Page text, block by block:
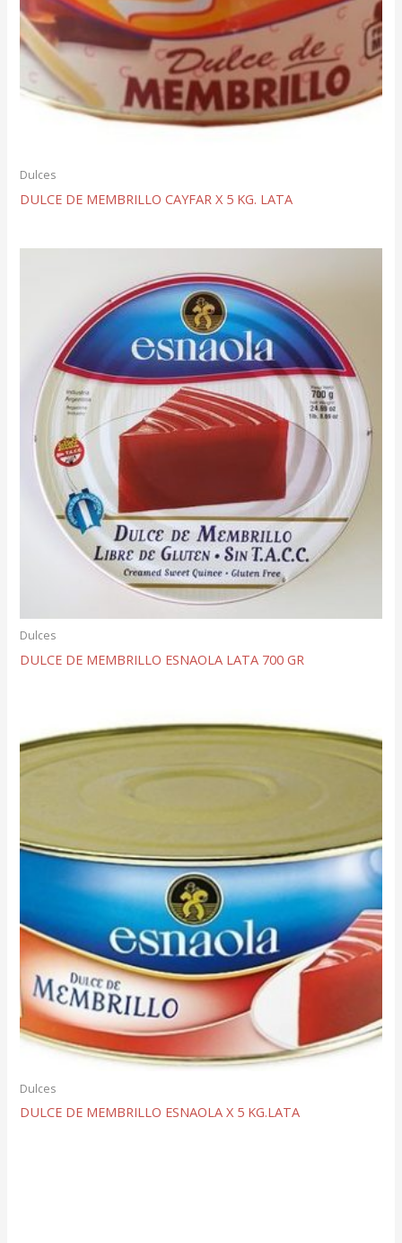
Dulces
DULCE DE MEMBRILLO CAYFAR X 5 KG. LATA
Dulces
DULCE DE MEMBRILLO ESNAOLA LATA 700 GR
Dulces
DULCE DE MEMBRILLO ESNAOLA X 5 KG.LATA